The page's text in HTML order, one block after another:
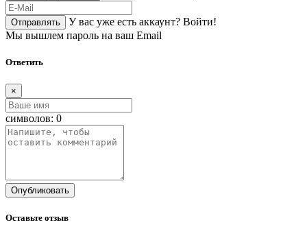
Отправлять У вас уже есть аккаунт? Войти!
Мы вышлем пароль на ваш Email
Ответить
×
символов: 0
Опубликовать
Оставьте отзыв